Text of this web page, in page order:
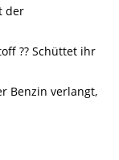
der
?? Schüttet ihr
Benzin verlangt,